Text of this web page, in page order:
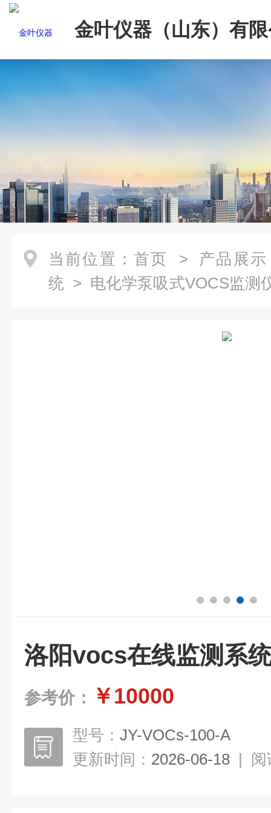
金叶仪器（山东）有
当前位置： 首页 > 产品展示
统 > 电化学泵吸式VOCS监测
洛阳vocs在线监测系
参考价： ￥10000
型号： JY-VOCs-100-A
更新时间： 2026-06-18 | 阅